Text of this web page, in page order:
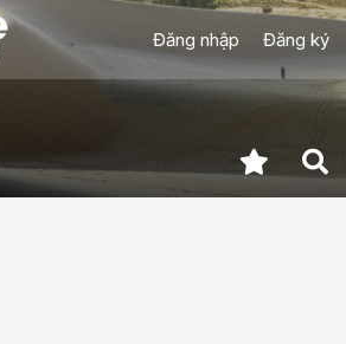
Đăng nhập Đăng ký